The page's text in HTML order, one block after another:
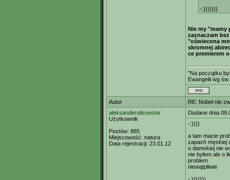
-:)))))))
Nie my "mamy
zaznaczam
"oświecona
skromnej
ce premierem
"Na początku
Ewangelii wg
Autor
RE: Nobel nie
aleksanderulissestor
Użytkownik
Postów: 885
Miejscowość: natura
Data rejestracji: 23.01.12
Dodane dnia
-:))))
a tam macie
zapach męskiej
o damskiej nie
nie byłem ale o
problem
niewątpliwie